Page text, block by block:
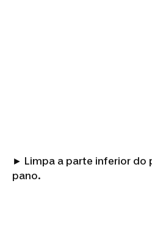
► Limpa a parte inferior do
pano.